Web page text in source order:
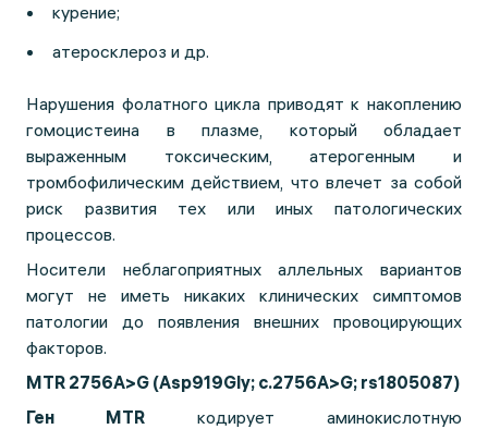
курение;
атеросклероз и др.
Нарушения фолатного цикла приводят к накоплению
гомоцистеина в плазме, который обладает
выраженным токсическим, атерогенным и
тромбофилическим действием, что влечет за собой
риск развития тех или иных патологических
процессов.
Носители неблагоприятных аллельных вариантов
могут не иметь никаких клинических симптомов
патологии до появления внешних провоцирующих
факторов.
MTR 2756A>G (Asp919Gly; c.2756A>G; rs1805087)
Ген MTR кодирует аминокислотную